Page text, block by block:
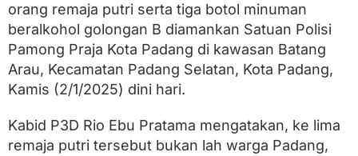
a
n
g
R
e
m
a
D
orang remaja putri serta tiga botol minuman
beralkohol golongan B diamankan Satuan Polisi
Pamong Praja Kota Padang di kawasan Batang
Arau, Kecamatan Padang Selatan, Kota Padang,
Kamis (2/1/2025) dini hari.
Kabid P3D Rio Ebu Pratama mengatakan, ke lima
remaja putri tersebut bukan lah warga Padang,